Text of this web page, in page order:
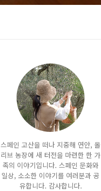
스페인 고산을 떠나 지중해 연안, 올
리브 농장에 새 터전을 마련한 한 가
족의 이야기입니다. 스페인 문화와
일상, 소소한 이야기를 여러분과 공
유합니다. 감사합니다.